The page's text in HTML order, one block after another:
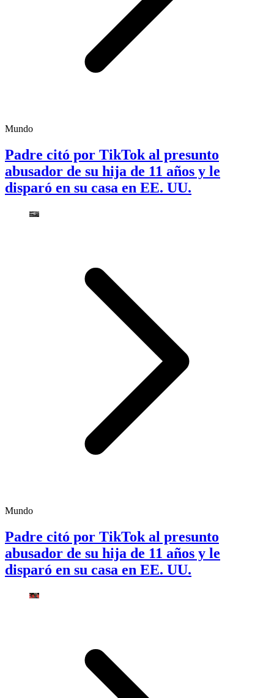
Mundo
Padre citó por TikTok al presunto
abusador de su hija de 11 años y le
disparó en su casa en EE. UU.
Mundo
Padre citó por TikTok al presunto
abusador de su hija de 11 años y le
disparó en su casa en EE. UU.